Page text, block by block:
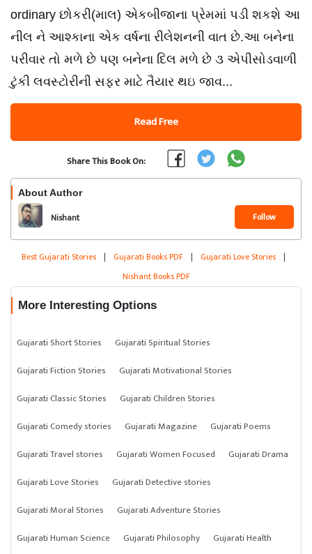
ordinary છોકરી(માલ) એકબીજાના પ્રેમમાં પડી શકશે આ
નીલ ને આશ્કાના એક વર્ષના રીલેશનની વાત છે.આ બનેના
પરીવાર તો મળે છે પણ બનેના દિલ મળે છે ૩ એપીસોડવાળી
ટુંકી લવસ્ટોરીની સફર માટે તૈયાર થઇ જાવ...
Read Free
Share This Book On:
About Author
Nishant Follow
Best Gujarati Stories | Gujarati Books PDF | Gujarati Love Stories |
Nishant Books PDF
More Interesting Options
Gujarati Short Stories
Gujarati Spiritual Stories
Gujarati Fiction Stories
Gujarati Motivational Stories
Gujarati Classic Stories
Gujarati Children Stories
Gujarati Comedy stories
Gujarati Magazine
Gujarati Poems
Gujarati Travel stories
Gujarati Women Focused
Gujarati Drama
Gujarati Love Stories
Gujarati Detective stories
Gujarati Moral Stories
Gujarati Adventure Stories
Gujarati Human Science
Gujarati Philosophy Gujarati Health